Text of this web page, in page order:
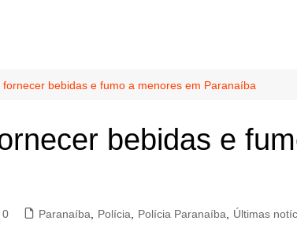
bebidas e fumo a menores em Paranaíba
bebidas e
0 Paranaíba Polícia Polícia Paranaíba Últimas